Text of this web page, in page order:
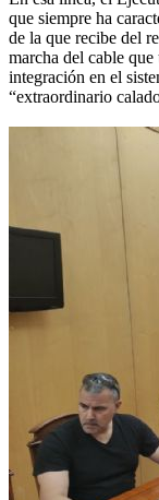
que siempre ha
de la que recibe del
marcha del cable
integración en el
“extraordinario